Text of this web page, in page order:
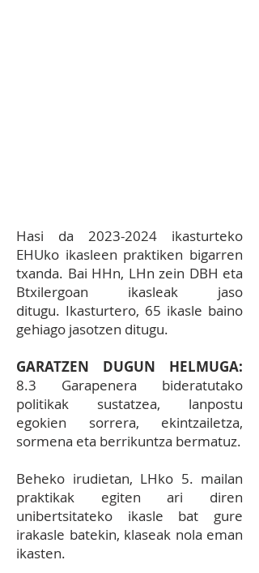
Hasi da 2023-2024 ikasturteko
EHUko ikasleen praktiken bigarren
txanda. Bai HHn, LHn zein DBH eta
Btxilergoan ikasleak jaso
ditugu. Ikasturtero, 65 ikasle baino
gehiago jasotzen ditugu.
GARATZEN DUGUN HELMUGA:
8.3 Garapenera bideratutako
politikak sustatzea, lanpostu
egokien sorrera, ekintzailetza,
sormena eta berrikuntza bermatuz.
Beheko irudietan, LHko 5. mailan
praktikak egiten ari diren
unibertsitateko ikasle bat gure
irakasle batekin, klaseak nola eman
ikasten.